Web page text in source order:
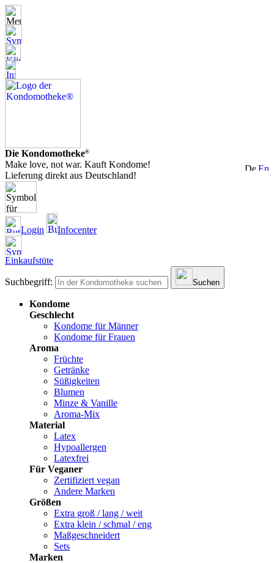
Die Kondomotheke®
Make love, not war. Kauft Kondome!
Lieferung direkt aus Deutschland!
Login Infocenter
Einkaufstüte
Suchbegriff: Suchen
Kondome
Geschlecht
Kondome für Männer
Kondome für Frauen
Aroma
Früchte
Getränke
Süßigkeiten
Blumen
Minze & Vanille
Aroma-Mix
Material
Latex
Hypoallergen
Latexfrei
Für Veganer
Zertifiziert vegan
Andere Marken
Größen
Extra groß / lang / weit
Extra klein / schmal / eng
Maßgeschneidert
Sets
Marken